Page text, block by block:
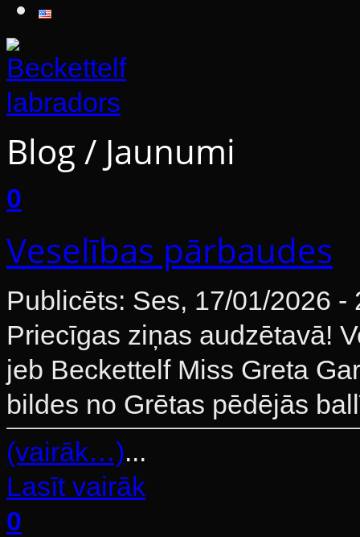
Blog / Jaunumi
0
Veselības pārbaudes
Publicēts: Ses, 17/01/2026 -
Priecīgas ziņas audzētavā!
jeb Beckettelf Miss Greta
bildes no Grētas pēdējās
(vairāk…)...
Lasīt vairāk
0